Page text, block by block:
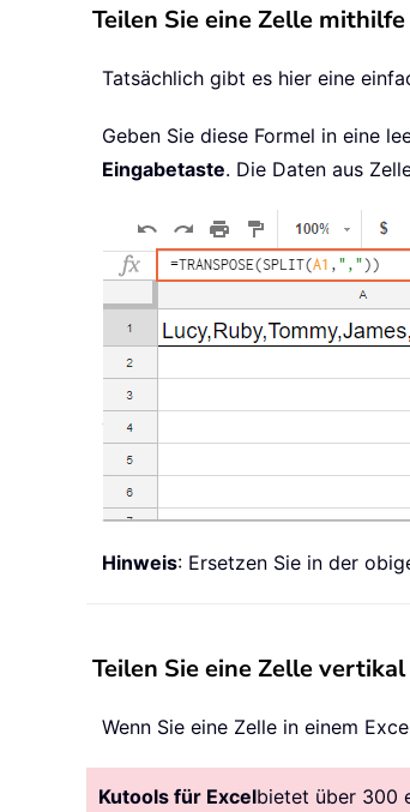
Teilen Sie eine Zelle
Tatsächlich gibt es hier eine
Geben Sie diese Formel in eine
Eingabetaste. Die Daten aus
Hinweis: Ersetzen Sie in der
Teilen Sie eine Zelle
Wenn Sie eine Zelle in einem
Kutools für Excelbietet über 300